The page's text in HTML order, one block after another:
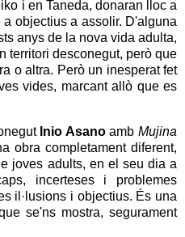
i en Taneda, donaran lloc a
objectius a assolir. D'alguna
anys de la nova vida adulta,
territori desconegut, però que
o altra. Però un inesperat fet
vides, marcant allò que es
Inio AsanoambMujina
obra completament diferent,
joves adults, en el seu dia a
incerteses i problemes
il·lusions i objectius. És una
se'ns mostra, segurament